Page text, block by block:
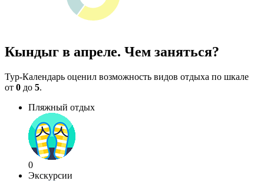
Кындыг в апреле. Чем заняться?
Тур-Календарь оценил возможность видов отдыха по шкале
от 0 до 5.
Пляжный отдых
0
Экскурсии